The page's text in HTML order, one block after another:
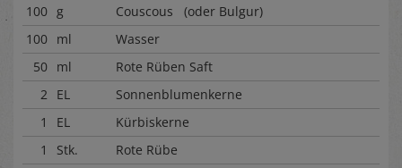
100 g
Couscous (oder Bulgur)
100 ml
Wasser
50 ml
Rote Rüben Saft
2 EL
Sonnenblumenkerne
1
EL
Kürbiskerne
1
Stk.
Rote Rübe